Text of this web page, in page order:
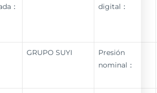
：
digital：
GRUPO SUYI
Presión
nominal：